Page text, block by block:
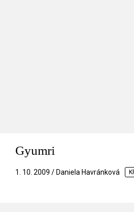
Gyumri
1. 10. 2009 / Daniela Havránková